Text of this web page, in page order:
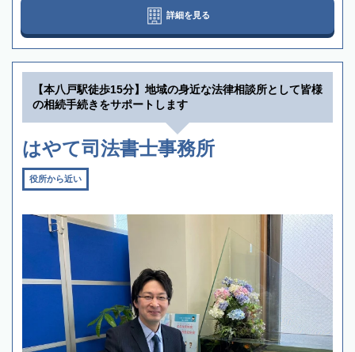
詳細を見る
【本八戸駅徒歩15分】地域の身近な法律相談所として皆様
の相続手続きをサポートします
はやて司法書士事務所
役所から近い